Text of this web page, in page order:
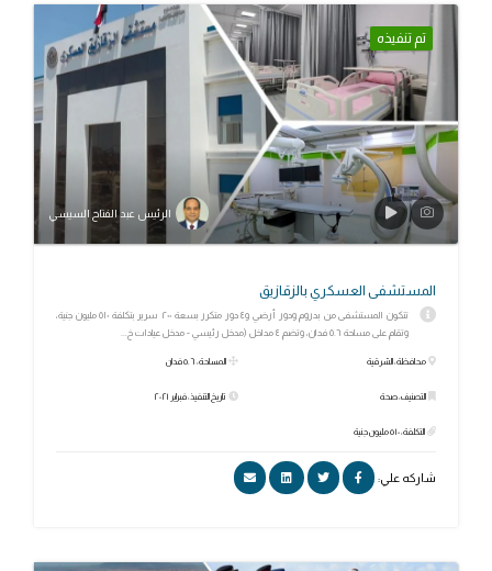
تم تنفيذه
الرئيس عبد الفتاح السيسي
المستشفى العسكري بالزقازيق‎
تتكون المستشفى من بدروم ودور أرضي و٤ دور متكرر بسعة ٢٠٠ سرير بتكلفة ٥١٠ مليون جنية،
وتقام على مساحة ٥.٦ فدان، وتضم ٤ مداخل (مدخل رئيسي - مدخل عيادات خ...
محافظة: الشرقية
التصنيف: صحة
التكلفة: ٥١٠ مليون جنية
المساحة: ٥.٦ فدان
تاريخ التنفيذ: فبراير ٢٠٢١
شاركه علي: